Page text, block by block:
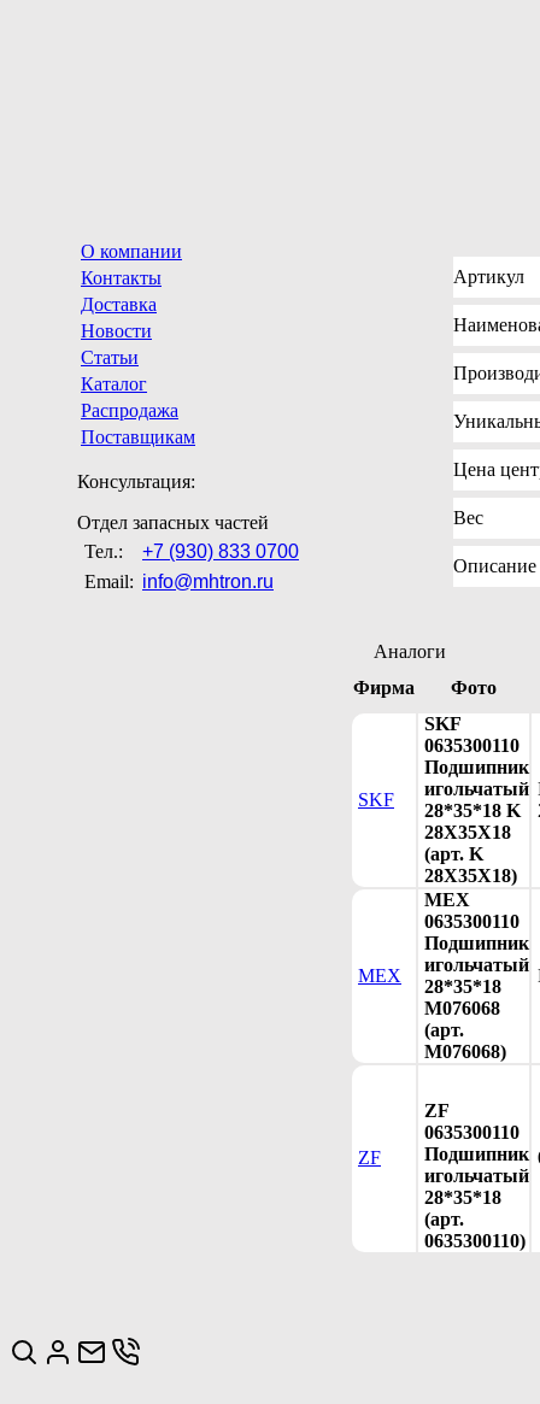
О компании
Контакты
Доставка
Новости
Статьи
Каталог
Распродажа
Поставщикам
Консультация:
Отдел запасных частей
Тел.:
+7 (930) 833 0700
Email: info@mhtron.ru
Артикул
Цена
Вес
Описание
Аналоги
Фирма
Фото
SKF
SKF
0635300110
Подшипник
игольчатый
28*35*18 K
28X35X18
(арт. K
28X35X18)
MEX
MEX
0635300110
Подшипник
игольчатый
28*35*18
M076068
(арт.
M076068)
ZF
ZF
0635300110
Подшипник
игольчатый
28*35*18
(арт.
0635300110)